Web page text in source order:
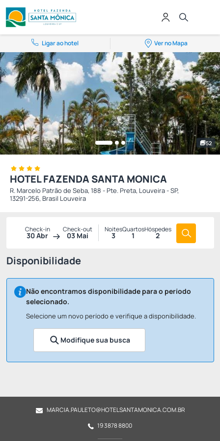
Ligar ao hotel Ver no Mapa
52
HOTEL FAZENDA SANTA MONICA
R. Marcelo Patrão de Seba, 188 - Pte. Preta, Louveira - SP,
13291-256, Brasil Louveira
Check-in
30 Abr
Check-out
03 Mai
Noites
3
Quartos
1
Hóspedes
2
Disponibilidade
Não encontramos disponibilidade para o período
selecionado.
Selecione um novo período e verifique a disponibilidade.
Modifique sua busca
MARCIA.PAULETO@HOTELSANTAMONICA.COM.BR
19 3878 8800